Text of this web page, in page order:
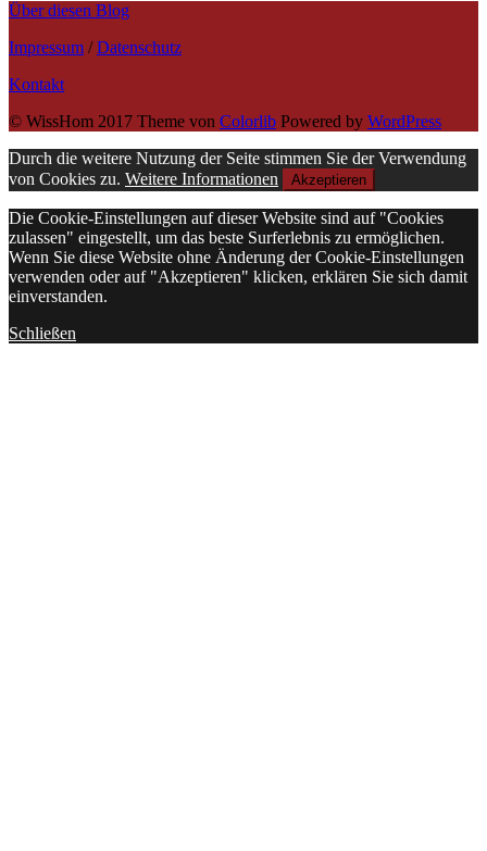
Über diesen Blog
Impressum /Datenschutz
Kontakt
© WissHom 2017 Theme von Colorlib Powered by WordPress
Durch die weitere Nutzung der Seite stimmen Sie der Verwendung
von Cookies zu. Weitere Informationen Akzeptieren
Die Cookie-Einstellungen auf dieser Website sind auf "Cookies
zulassen" eingestellt, um das beste Surferlebnis zu ermöglichen.
Wenn Sie diese Website ohne Änderung der Cookie-Einstellungen
verwenden oder auf "Akzeptieren" klicken, erklären Sie sich damit
einverstanden.
Schließen